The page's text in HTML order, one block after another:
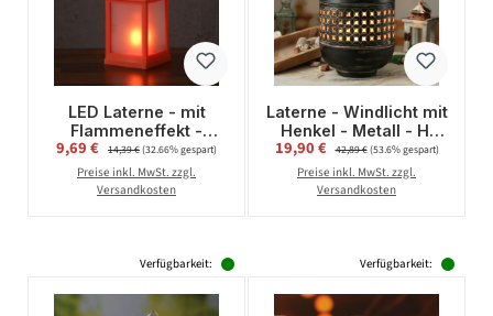
LED Laterne - mit
Flammeneffekt -
flackernde LED - H:
24cm - Batteriebetrieb
- orange
Verkaufspreis:
9,69 € Regulärer Preis:
14,39 €(32.66% gespart)
Preise inkl. MwSt. zzgl.
Versandkosten
Laterne - Windlicht mit
Henkel - Metall - H:
31cm - schwarz,
kupfer
Verkaufspreis:
19,90 € Regulärer Preis:
42,89 €(53.6% gespart)
Preise inkl. MwSt. zzgl.
Versandkosten
Verfügbarkeit: Verfügbarkeit: